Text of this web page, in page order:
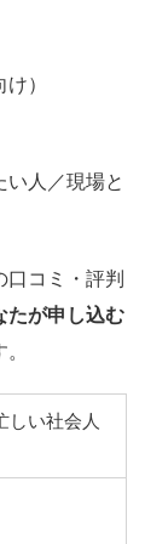
）
い人／現場と
口コミ・評判
たが申し込む
い社会人